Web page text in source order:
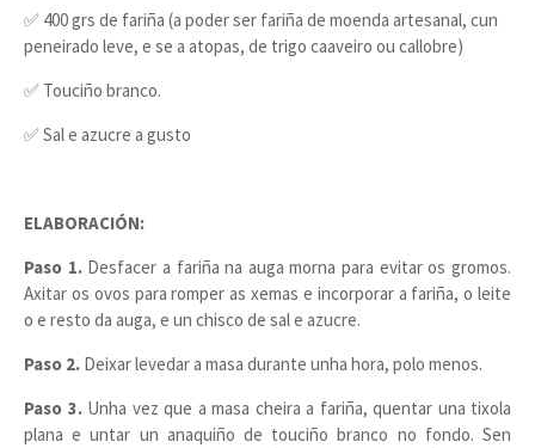
✅ 400 grs de fariña (a poder ser fariña de moenda artesanal, cun
peneirado leve, e se a atopas, de trigo caaveiro ou callobre)
✅ Touciño branco.
✅ Sal e azucre a gusto
ELABORACIÓN:
Paso 1.Desfacer a fariña na auga morna para evitar os gromos.
Axitar os ovos para romper as xemas e incorporar a fariña, o leite
o e resto da auga, e un chisco de sal e azucre.
Paso 2. Deixar levedar a masa durante unha hora, polo menos.
Paso 3.Unha vez que a masa cheira a fariña, quentar una tixola
plana e untar un anaquiño de touciño branco no fondo. Sen